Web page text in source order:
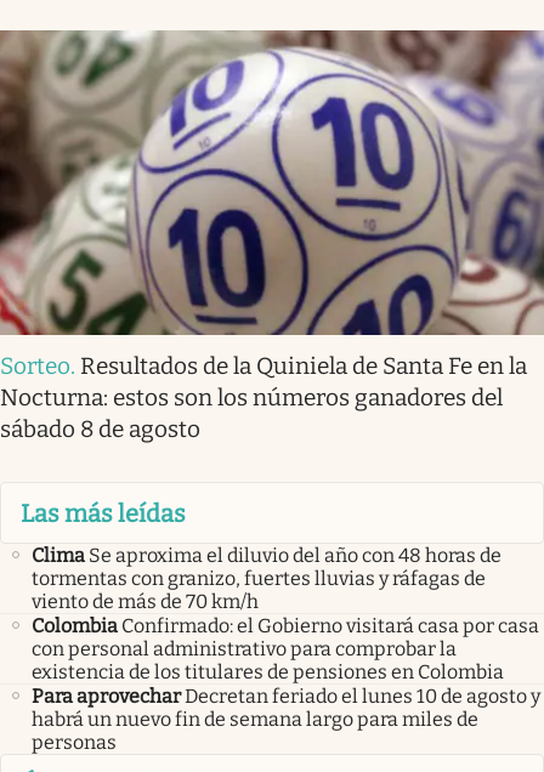
Sorteo. Resultados de la Quiniela de Santa Fe en la
Nocturna: estos son los números ganadores del
sábado 8 de agosto
Las más leídas
Clima Se aproxima el diluvio del año con 48 horas de
tormentas con granizo, fuertes lluvias y ráfagas de
viento de más de 70 km/h
Colombia Confirmado: el Gobierno visitará casa por casa
con personal administrativo para comprobar la
existencia de los titulares de pensiones en Colombia
Para aprovecharDecretan feriado el lunes 10 de agosto y
habrá un nuevo fin de semana largo para miles de
personas